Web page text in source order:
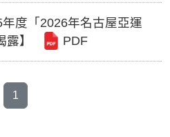
度「2026年名古屋亞運
露】
PDF
1